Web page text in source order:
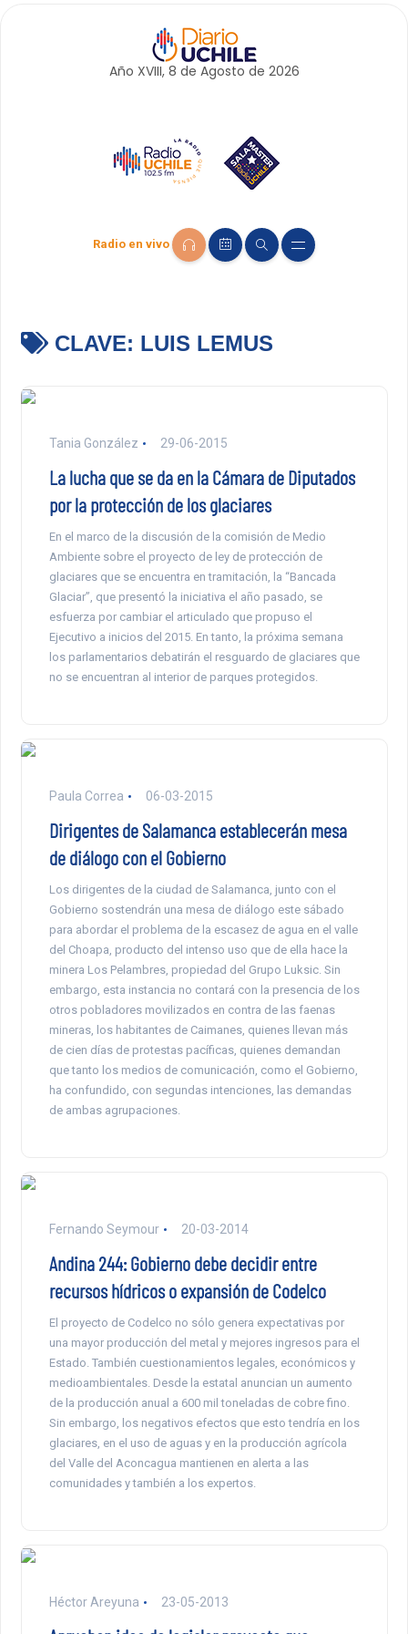
Año XVIII, 8 de Agosto de 2026
Radio en vivo
CLAVE: LUIS LEMUS
Tania González 29-06-2015
La lucha que se da en la Cámara de Diputados
por la protección de los glaciares
En el marco de la discusión de la comisión de Medio
Ambiente sobre el proyecto de ley de protección de
glaciares que se encuentra en tramitación, la “Bancada
Glaciar”, que presentó la iniciativa el año pasado, se
esfuerza por cambiar el articulado que propuso el
Ejecutivo a inicios del 2015. En tanto, la próxima semana
los parlamentarios debatirán el resguardo de glaciares que
no se encuentran al interior de parques protegidos.
Paula Correa 06-03-2015
Dirigentes de Salamanca establecerán mesa
de diálogo con el Gobierno
Los dirigentes de la ciudad de Salamanca, junto con el
Gobierno sostendrán una mesa de diálogo este sábado
para abordar el problema de la escasez de agua en el valle
del Choapa, producto del intenso uso que de ella hace la
minera Los Pelambres, propiedad del Grupo Luksic. Sin
embargo, esta instancia no contará con la presencia de los
otros pobladores movilizados en contra de las faenas
mineras, los habitantes de Caimanes, quienes llevan más
de cien días de protestas pacíficas, quienes demandan
que tanto los medios de comunicación, como el Gobierno,
ha confundido, con segundas intenciones, las demandas
de ambas agrupaciones.
Fernando Seymour 20-03-2014
Andina 244: Gobierno debe decidir entre
recursos hídricos o expansión de Codelco
El proyecto de Codelco no sólo genera expectativas por
una mayor producción del metal y mejores ingresos para el
Estado. También cuestionamientos legales, económicos y
medioambientales. Desde la estatal anuncian un aumento
de la producción anual a 600 mil toneladas de cobre fino.
Sin embargo, los negativos efectos que esto tendría en los
glaciares, en el uso de aguas y en la producción agrícola
del Valle del Aconcagua mantienen en alerta a las
comunidades y también a los expertos.
Héctor Areyuna 23-05-2013